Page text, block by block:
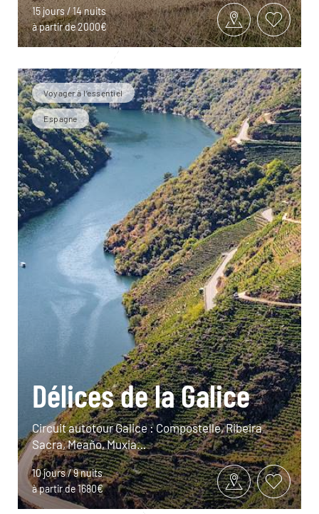
15 jours / 14 nuits
à partir de 2000€
Voyager à l’essentiel
Espagne
Délices de la Galice
Circuit autotour Galice : Compostelle, Ribeira
Sacra, Meaño, Muxia…
10 jours / 9 nuits
à partir de 1680€